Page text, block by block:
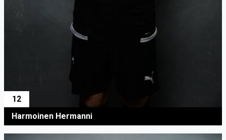
12
Harmoinen Hermanni